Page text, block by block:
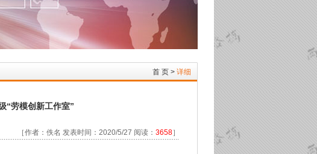
首 页> 详细
“劳模创新工作室”
［作者：佚名 发表时间：2020/5/27 阅读： 3658］